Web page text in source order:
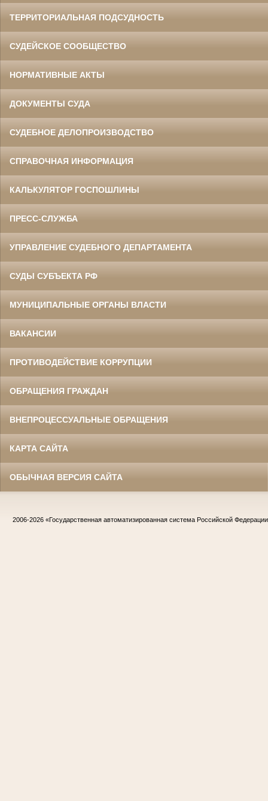
ТЕРРИТОРИАЛЬНАЯ ПОДСУДНОСТЬ
СУДЕЙСКОЕ СООБЩЕСТВО
НОРМАТИВНЫЕ АКТЫ
ДОКУМЕНТЫ СУДА
СУДЕБНОЕ ДЕЛОПРОИЗВОДСТВО
СПРАВОЧНАЯ ИНФОРМАЦИЯ
КАЛЬКУЛЯТОР ГОСПОШЛИНЫ
ПРЕСС-СЛУЖБА
УПРАВЛЕНИЕ СУДЕБНОГО ДЕПАРТАМЕНТА
СУДЫ СУБЪЕКТА РФ
МУНИЦИПАЛЬНЫЕ ОРГАНЫ ВЛАСТИ
ВАКАНСИИ
ПРОТИВОДЕЙСТВИЕ КОРРУПЦИИ
ОБРАЩЕНИЯ ГРАЖДАН
ВНЕПРОЦЕССУАЛЬНЫЕ ОБРАЩЕНИЯ
КАРТА САЙТА
ОБЫЧНАЯ ВЕРСИЯ САЙТА
2006-2026 «Государственная автоматизированная система Российской